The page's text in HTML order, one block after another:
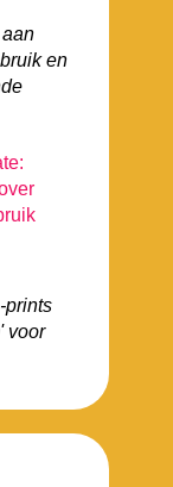
en
prints
voor